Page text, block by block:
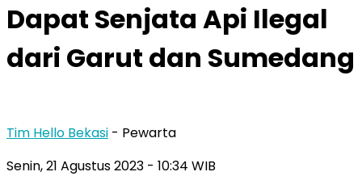
Dapat Senjata Api Ilegal
dari Garut dan Sumedang
Tim Hello Bekasi - Pewarta
Senin, 21 Agustus 2023 - 10:34 WIB